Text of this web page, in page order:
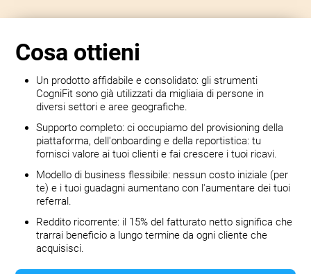
Cosa ottieni
Un prodotto affidabile e consolidato: gli strumenti
CogniFit sono già utilizzati da migliaia di persone in
diversi settori e aree geografiche.
Supporto completo: ci occupiamo del provisioning della
piattaforma, dell'onboarding e della reportistica: tu
fornisci valore ai tuoi clienti e fai crescere i tuoi ricavi.
Modello di business flessibile: nessun costo iniziale (per
te) e i tuoi guadagni aumentano con l'aumentare dei tuoi
referral.
Reddito ricorrente: il 15% del fatturato netto significa che
trarrai beneficio a lungo termine da ogni cliente che
acquisisci.